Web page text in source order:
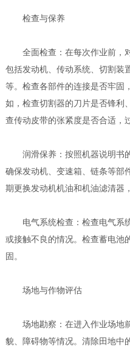
检查与保养
全面检查：在每次作业前，对
包括发动机、传动系统、切割装
等。检查各部件的连接是否牢固
如，检查切割器的刀片是否锋利
查传动皮带的张紧度是否合适，
润滑保养：按照机器说明书的
确保发动机、变速箱、链条等部
期更换发动机机油和机油滤清器
电气系统检查：检查电气系
或接触不良的情况。检查蓄电池
固。
场地与作物评估
场地勘察：在进入作业场地
貌、障碍物等情况。清除田地中